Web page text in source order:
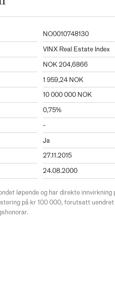
NO0010748130
VINX Real Estate Index
NOK 204,6866
1 959,24 NOK
10 000 000 NOK
0,75%
-
Ja
27.11.2015
24.08.2000
løpende og har direkte innvirkning
på kr 100 000, forutsatt